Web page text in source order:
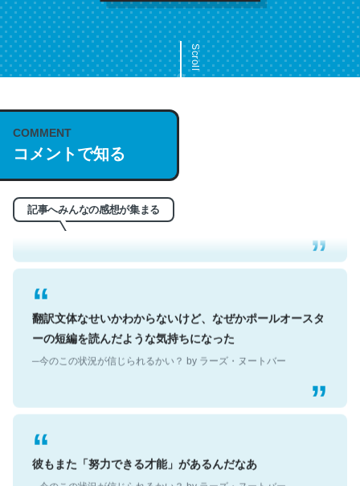
Scroll
COMMENT
コメントで知る
記事へみんなの感想が集まる
これは名文。彼はとてもクレバーなんだろうなと凄く思
う。英語少しでも読める人は原文もお勧め。自分はこの流
─今のこの状況が信じられるかい？ by ラーズ・ヌートバー
翻訳文体なせいかわからないけど、なぜかポールオースタ
ーの短編を読んだような気持ちになった
─今のこの状況が信じられるかい？ by ラーズ・ヌートバー
彼もまた「努力できる才能」があるんだなあ
─今のこの状況が信じられるかい？ by ラーズ・ヌートバー